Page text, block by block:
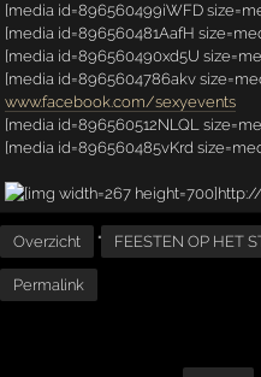
[media id=896560499iWFD
[media id=896560481AafH
[media id=896560490xd5U
[media id=8965604786akv
www.facebook.com/sexyevents
[media id=896560512NLQL
[media id=896560485vKrd
Overzicht " FEESTEN OP HET
Permalink